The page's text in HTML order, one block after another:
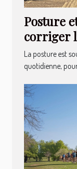
Posture
corriger
douleurs
La posture est
quotidienne,